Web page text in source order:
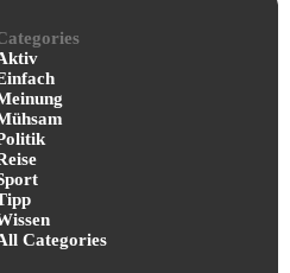
Categories